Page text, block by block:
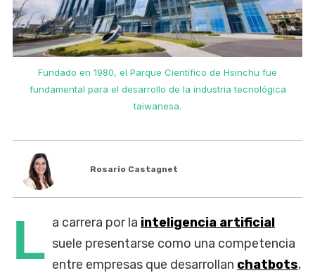
Fundado en 1980, el Parque Científico de Hsinchu fue
fundamental para el desarrollo de la industria tecnológica
taiwanesa.
Rosario Castagnet
L a carrera por la inteligencia artificial
suele presentarse como una competencia
entre empresas que desarrollan chatbots,